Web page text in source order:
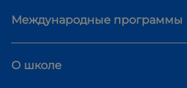
Международные программы
О школе